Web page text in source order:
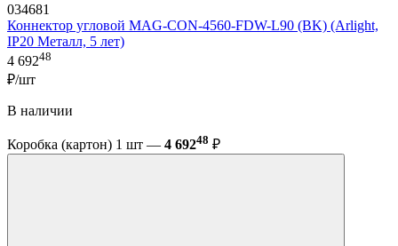
034681
Коннектор угловой MAG-CON-4560-FDW-L90 (BK) (Arlight,
IP20 Металл, 5 лет)
4 69248
₽/шт
В наличии
Коробка (картон) 1 шт — 4 69248 ₽